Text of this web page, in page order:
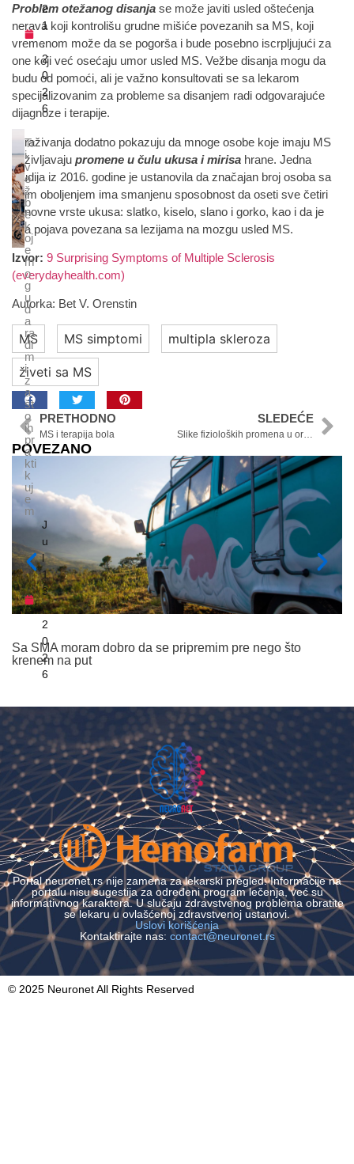
Problem otežanog disanja se može javiti usled oštećenja
nerava koji kontrolišu grudne mišiće povezanih sa MS, koji
vremenom može da se pogorša i bude posebno iscrpljujući za
one koji već osećaju umor usled MS. Vežbe disanja mogu da
budu od pomoći, ali je važno konsultovati se sa lekarom
specijalizovanim za probleme sa disanjem radi odgovarajuće
dijagnoze i terapije.
Istraživanja dodatno pokazuju da mnoge osobe koje imaju MS
doživljavaju promene u čulu ukusa i mirisa hrane. Jedna
studija iz 2016. godine je ustanovila da značajan broj osoba sa
ovim oboljenjem ima smanjenu sposobnost da oseti sve četiri
osnovne vrste ukusa: slatko, kiselo, slano i gorko, kao i da je
ova pojava povezana sa lezijama na mozgu usled MS.
Izvor: 9 Surprising Symptoms of Multiple Sclerosis
(everydayhealth.com)
Autorka: Bet V. Orenstin
MS MS simptomi multipla skleroza
živeti sa MS
PRETHODNO
MS i terapija bola
SLEDEĆE
Slike fizioloških promena u organizmu usled MS
POVEZANO
Sa SMA moram dobro da se pripremim pre nego što
krenem na put
2
1
,
2
0
2
6
Tr
i
v
e
ž
b
e
k
oj
e
m
o
g
u
d
a
ra
di
m
i
z
a
št
o
ih
pr
a
kti
k
uj
e
m
J
u
l
1
3
,
2
0
2
6
Portal neuronet.rs nije zamena za lekarski pregled. Informacije na
portalu nisu sugestija za određeni program lečenja, već su
informativnog karaktera. U slučaju zdravstvenog problema obratite
se lekaru u ovlašćenoj zdravstvenoj ustanovi.
Uslovi korišćenja
Kontaktirajte nas: contact@neuronet.rs
© 2025 Neuronet All Rights Reserved